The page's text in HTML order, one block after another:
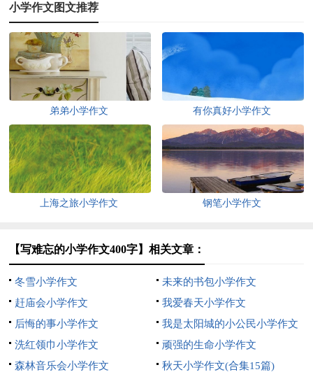
小学作文图文推荐
弟弟小学作文 有你真好小学作文
上海之旅小学作文 钢笔小学作文
【写难忘的小学作文400字】相关文章：
冬雪小学作文
未来的书包小学作文
赶庙会小学作文
我爱春天小学作文
后悔的事小学作文
我是太阳城的小公民小学作文
洗红领巾小学作文
顽强的生命小学作文
森林音乐会小学作文
秋天小学作文(合集15篇)